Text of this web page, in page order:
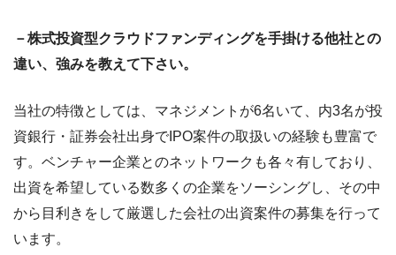
－株式投資型クラウドファンディングを手掛ける他社との
違い、強みを教えて下さい。
当社の特徴としては、マネジメントが6名いて、内3名が投
資銀行・証券会社出身でIPO案件の取扱いの経験も豊富で
す。ベンチャー企業とのネットワークも各々有しており、
出資を希望している数多くの企業をソーシングし、その中
から目利きをして厳選した会社の出資案件の募集を行って
います。